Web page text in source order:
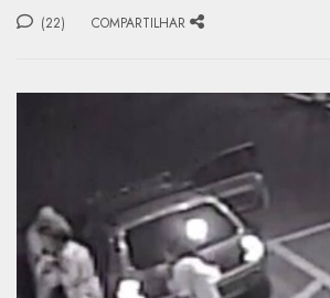
(22) COMPARTILHAR